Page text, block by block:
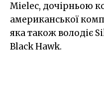
Mielec, дочірньою
американської
яка також володіє
Black Hawk.